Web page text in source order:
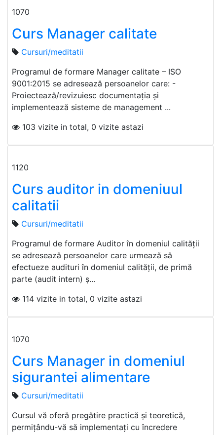
1070
Curs Manager calitate
Cursuri/meditatii
Programul de formare Manager calitate – ISO
9001:2015 se adresează persoanelor care: -
Proiectează/revizuiesc documentaţia şi
implementează sisteme de management ...
103 vizite in total, 0 vizite astazi
1120
Curs auditor in domeniuul
calitatii
Cursuri/meditatii
Programul de formare Auditor în domeniul calității
se adresează persoanelor care urmează să
efectueze audituri în domeniul calităţii, de primă
parte (audit intern) ş...
114 vizite in total, 0 vizite astazi
1070
Curs Manager in domeniul
sigurantei alimentare
Cursuri/meditatii
Cursul vă oferă pregătire practică și teoretică,
permițându-vă să implementați cu încredere